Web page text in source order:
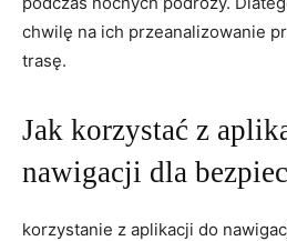
chwilę na ‌ich przeanalizowanie
trasę.
Jak korzystać z
nawigacji dla
korzystanie z aplikacji do